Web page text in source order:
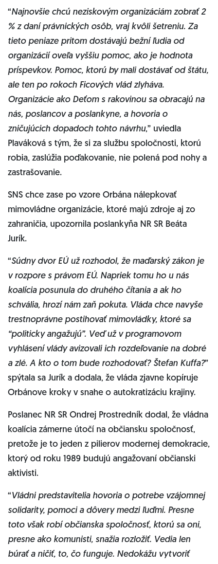
“Najnovšie chcú neziskovým organizáciám zobrať 2
% z daní právnických osôb, vraj kvôli šetreniu. Za
tieto peniaze pritom dostávajú bežní ľudia od
organizácií oveľa vyššiu pomoc, ako je hodnota
príspevkov. Pomoc, ktorú by mali dostávať od štátu,
ale ten po rokoch Ficových vlád zlyháva.
Organizácie ako Deťom s rakovinou sa obracajú na
nás, poslancov a poslankyne, a hovoria o
zničujúcich dopadoch tohto návrhu,” uviedla
Plaváková s tým, že si za službu spoločnosti, ktorú
robia, zaslúžia poďakovanie, nie polená pod nohy a
zastrašovanie.
SNS chce zase po vzore Orbána nálepkovať
mimovládne organizácie, ktoré majú zdroje aj zo
zahraničia, upozornila poslankyňa NR SR Beáta
Jurík.
“Súdny dvor EÚ už rozhodol, že maďarský zákon je
v rozpore s právom EÚ. Napriek tomu ho u nás
koalícia posunula do druhého čítania a ak ho
schvália, hrozí nám zaň pokuta. Vláda chce navyše
trestnoprávne postihovať mimovládky, ktoré sa
“politicky angažujú”. Veď už v programovom
vyhlásení vlády avizovali ich rozdeľovanie na dobré
a zlé. A kto o tom bude rozhodovať? Štefan Kuffa?”
spýtala sa Jurík a dodala, že vláda zjavne kopíruje
Orbánove kroky v snahe o autokratizáciu krajiny.
Poslanec NR SR Ondrej Prostredník dodal, že vládna
koalícia zámerne útočí na občiansku spoločnosť,
pretože je to jeden z pilierov modernej demokracie,
ktorý od roku 1989 budujú angažovaní občianski
aktivisti.
“Vládni predstavitelia hovoria o potrebe vzájomnej
solidarity, pomoci a dôvery medzi ľuďmi. Presne
toto však robí občianska spoločnosť, ktorú sa oni,
presne ako komunisti, snažia rozložiť. Vedia len
búrať a ničiť, to, čo funguje. Nedokážu vytvoriť